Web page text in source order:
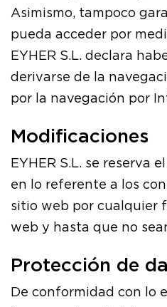
Asimismo, tampoco
pueda acceder por
EYHER S.L. declara
derivarse de la
por la navegación por
Modificaciones
EYHER S.L. se reserva
en lo referente a los
sitio web por cualquier
web y hasta que no
Protección de
De conformidad con lo